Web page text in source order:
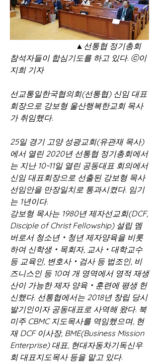
참석자들이 합심기도를 하고 있다. ⓒ이
지희 기자
선교통일한국협의회(선통협) 신임 대표
회장으로 강보형 울산행복한교회 목사
가 취임했다.
25일 경기 고양 성광교회(유관재 목사)
에서 열린 2020년 선통협 정기총회에서
는 지난 10~11일 열린 공동대표 회의에서
신임 대표회장으로 선출된 강보형 목사
선임안을 만장일치로 통과시켰다. 임기
는 1년이다.
강보형 목사는 1980년 제자선교회(DCF,
Disciple of Christ Fellowship) 설립 멤
버로서 청소년‧청년 제자양육을 비롯
하여 신학생‧목회자, 교사‧대학교수
등 교육인, 변호사‧검사 등 법조인, 비
즈니스인 등 10여 개 영역에서 영적 재생
산이 가능한 제자 양육‧훈련에 평생 헌
신했다. 선통협에서는 2018년 창립 당시
발기인이자 공동대표로 사역해 왔다. 북
미주 CBMC 지도목사를 역임했으며, 현
재 DCF 이사장, BME(Business Mission
Enterprise) 대표, 현대자동차기독신우
회 대표지도목사 등을 맡고 있다.